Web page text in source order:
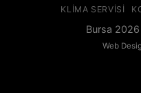
KLIMA SERVISI
Bursa
Web